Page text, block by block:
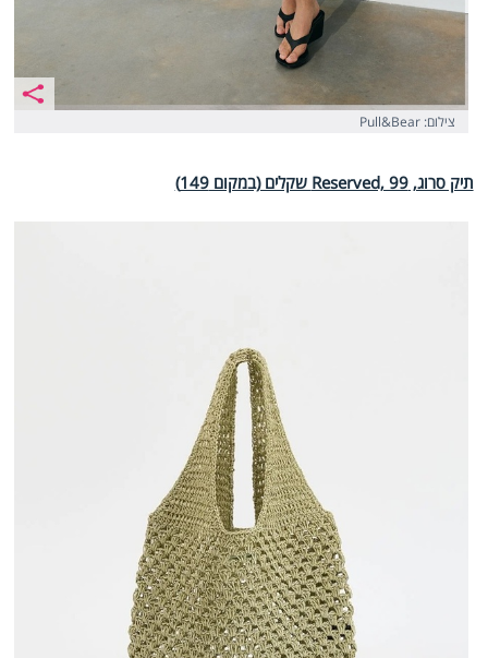
צילום: Pull&Bear
תיק סרוג, Reserved, 99 שקלים (במקום 149)